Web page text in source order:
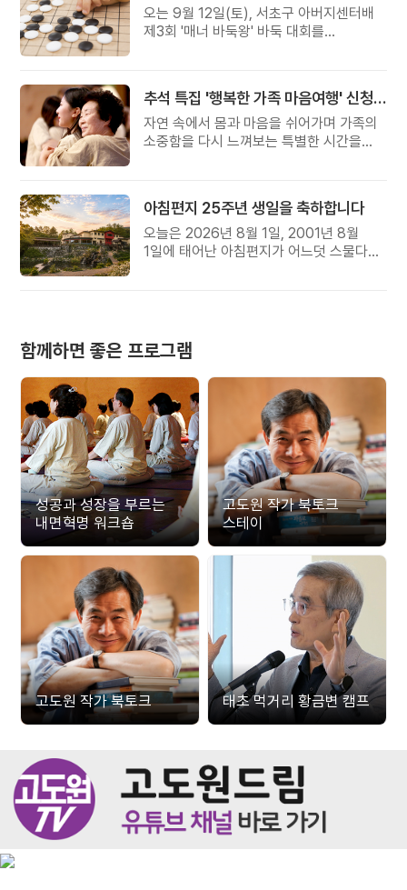
오는 9월 12일(토), 서초구 아버지센터배
제3회 '매너 바둑왕' 바둑 대회를
추석 특집 '행복한 가족 마음여행' 신청 안내
자연 속에서 몸과 마음을 쉬어가며 가족의
소중함을 다시 느껴보는 특별한 시간을
아침편지 25주년 생일을 축하합니다
오늘은 2026년 8월 1일, 2001년 8월
1일에 태어난 아침편지가 어느덧 스물다섯
함께하면 좋은 프로그램
성공과 성장을 부르는
내면혁명 워크숍
고도원 작가 북토크
스테이
고도원 작가 북토크 태초 먹거리 황금변 캠프